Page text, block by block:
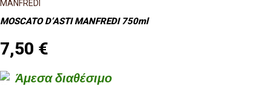
MANFREDI
MOSCATO D’ASTI MANFREDI 750ml
7,50 €
Άμεσα διαθέσιμο